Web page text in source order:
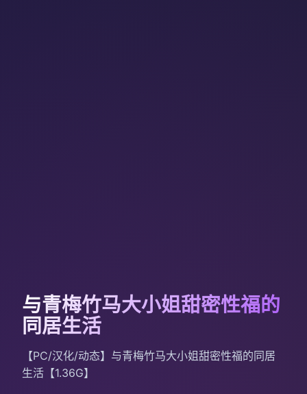
与青梅竹马大小姐甜密性福的
同居生活
【PC/汉化/动态】与青梅竹马大小姐甜密性福的同居
生活【1.36G】